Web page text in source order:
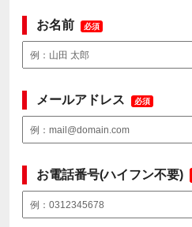
お名前 必須
メールアドレス 必須
お電話番号(ハイフン不要)